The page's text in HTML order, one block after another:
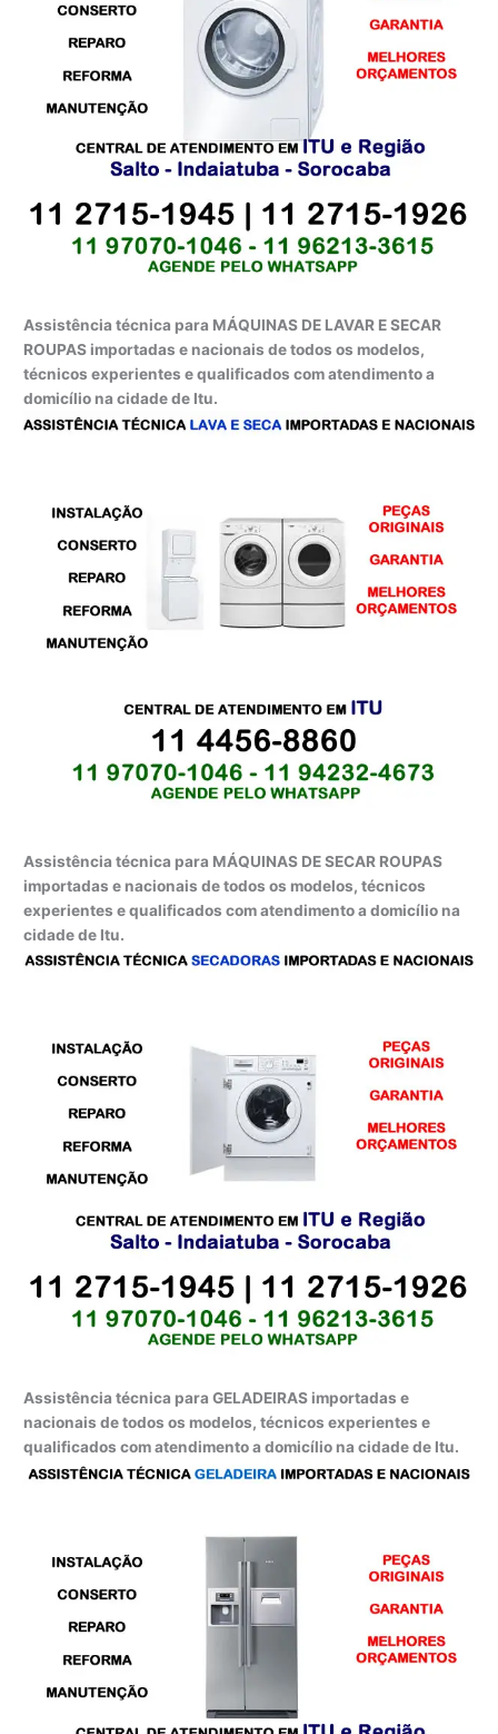
Assistência técnica para MÁQUINAS DE LAVAR E SECAR
ROUPAS importadas e nacionais de todos os modelos,
técnicos experientes e qualificados com atendimento a
domicílio na cidade de Itu.
Assistência técnica para MÁQUINAS DE SECAR ROUPAS
importadas e nacionais de todos os modelos, técnicos
experientes e qualificados com atendimento a domicílio na
cidade de Itu.
Assistência técnica para GELADEIRAS importadas e
nacionais de todos os modelos, técnicos experientes e
qualificados com atendimento a domicílio na cidade de Itu.